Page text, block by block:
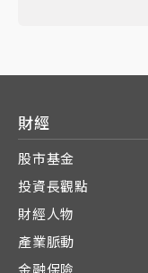
財經
股市基金
投資長觀點
財經人物
產業脈動